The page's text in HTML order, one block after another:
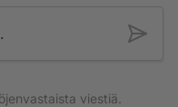
viestiä.